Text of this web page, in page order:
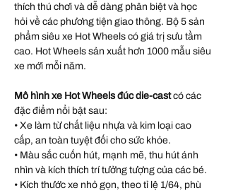
thích thú chơi và dễ dàng phân biệt và học
hỏi về các phương tiện giao thông. Bộ 5 sản
phẩm siêu xe Hot Wheels có giá trị sưu tầm
cao. Hot Wheels sản xuất hơn 1000 mẫu siêu
xe mới mỗi năm.
Mô hình xe Hot Wheels đúc die-castcó các
đặc điểm nổi bật sau:
• Xe làm từ chất liệu nhựa và kim loại cao
cấp, an toàn tuyệt đối cho sức khỏe.
• Màu sắc cuốn hút, mạnh mẽ, thu hút ánh
nhìn và kích thích trí tưởng tượng của các bé.
• Kích thước xe nhỏ gọn, theo tỉ lệ 1/64, phù